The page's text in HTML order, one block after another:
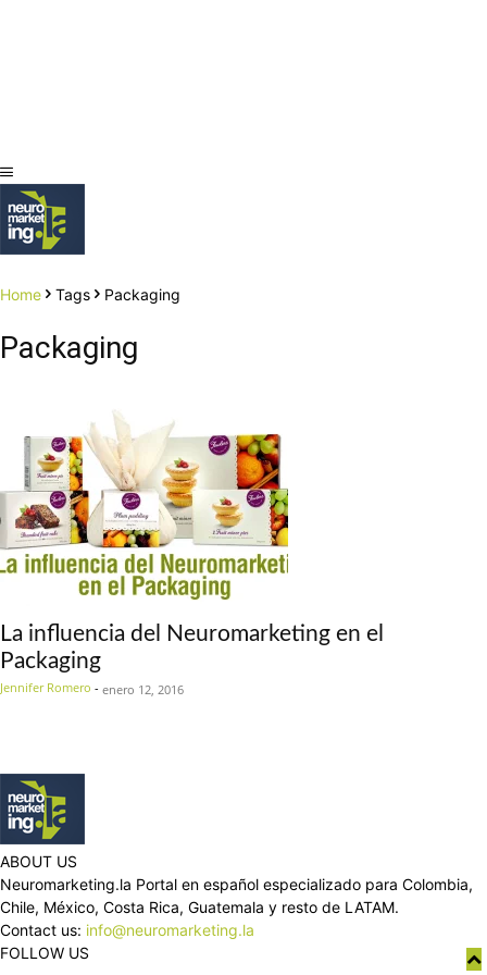
Home Tags Packaging
Packaging
La influencia del Neuromarketing en el
Packaging
Jennifer Romero - enero 12, 2016
ABOUT US
Neuromarketing.la Portal en español especializado para Colombia,
Chile, México, Costa Rica, Guatemala y resto de LATAM.
Contact us: info@neuromarketing.la
FOLLOW US